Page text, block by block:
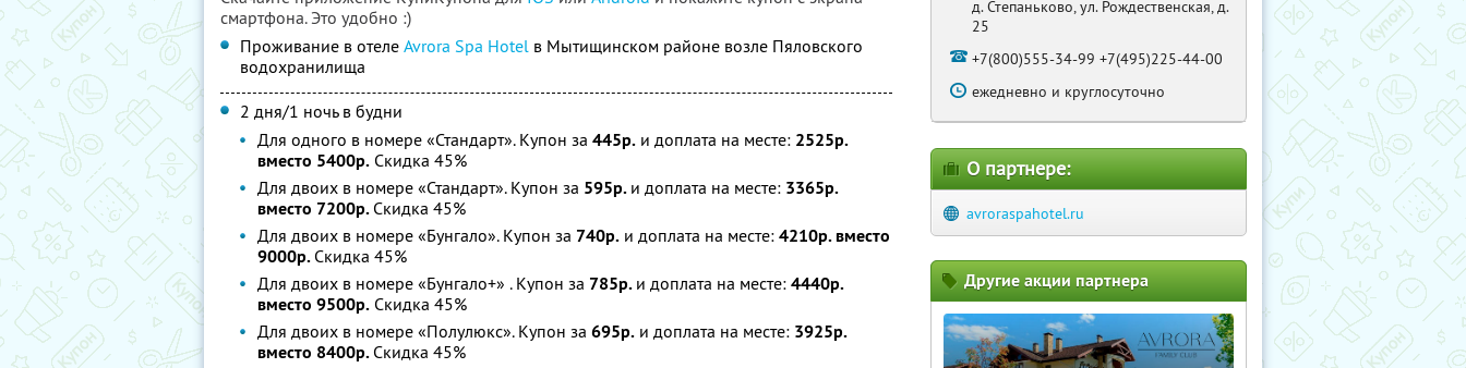
смартфона. Это удобно :)
Проживание в отеле Avrora Spa Hotel в Мытищинском районе возле Пяловского
водохранилища
2 дня/1 ночь в будни
Для одного в номере «Стандарт». Купон за 445р. и доплата на месте: 2525р.
вместо 5400р. Скидка 45%
Для двоих в номере «Стандарт». Купон за 595р. и доплата на месте: 3365р.
вместо 7200р. Скидка 45%
Для двоих в номере «Бунгало». Купон за 740р. и доплата на месте: 4210р. вместо
9000р. Скидка 45%
Для двоих в номере «Бунгало+» . Купон за 785р. и доплата на месте: 4440р.
вместо 9500р. Скидка 45%
Для двоих в номере «Полулюкс». Купон за 695р. и доплата на месте: 3925р.
вместо 8400р. Скидка 45%
д. Степаньково, ул. Рождественская, д.
25
+7(800)555-34-99 +7(495)225-44-00
ежедневно и круглосуточно
О партнере:
avroraspahotel.ru
Другие акции партнера